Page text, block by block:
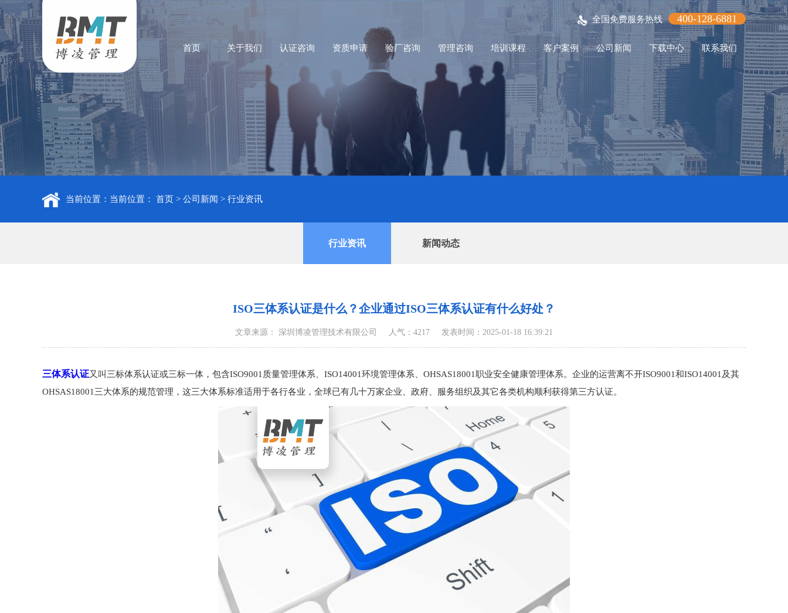
全国免费服务热线 400-128-6881
首页 关于我们 认证咨询 资质申请 验厂咨询 管理咨询 培训课程 客户案例 公司新闻 下载中心 联系我们
当前位置：当前位置： 首页 > 公司新闻 > 行业资讯
行业资讯 新闻动态
ISO三体系认证是什么？企业通过ISO三体系认证有什么好处？
文章来源： 深圳博凌管理技术有限公司 人气：4217 发表时间：2025-01-18 16:39:21
三体系认证又叫三标体系认证或三标一体，包含ISO9001质量管理体系、ISO14001环境管理体系、OHSAS18001职业安全健康管理体系。企业的运营离不开ISO9001和ISO14001及其
OHSAS18001三大体系的规范管理，这三大体系标准适用于各行各业，全球已有几十万家企业、政府、服务组织及其它各类机构顺利获得第三方认证。